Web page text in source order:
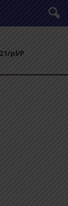
pl/P